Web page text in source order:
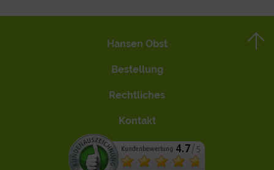
Hansen Obst
Bestellung
Rechtliches
Kontakt